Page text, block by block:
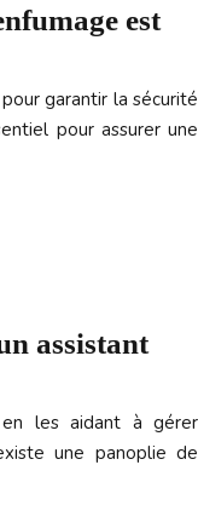
est
garantir la sécurité
pour assurer une
assistant
en les aidant à gérer
une panoplie de